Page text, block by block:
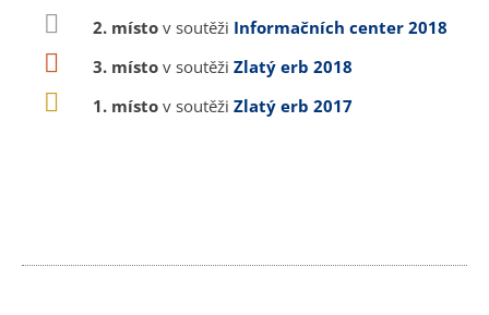
2. místo v soutěži Informačních center 2018
3. místo v soutěži Zlatý erb 2018
1. místo v soutěži Zlatý erb 2017